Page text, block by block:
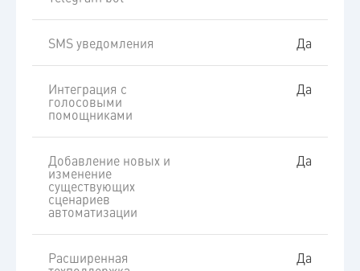
SMS уведомления Да
Интеграция с
голосовыми
помощниками
Да
Добавление новых и
изменение
существующих
сценариев
автоматизации
Да
Расширенная Да